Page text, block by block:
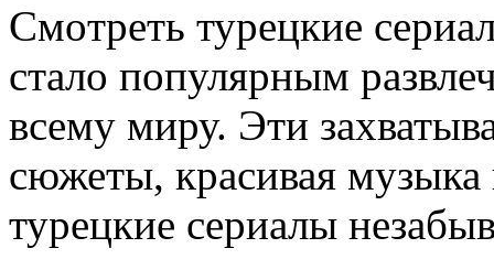
Смoтрeть турeцкиe
стало популярным
всему миру. Эти
сюжеты, красивая музыка
турецкие сериалы